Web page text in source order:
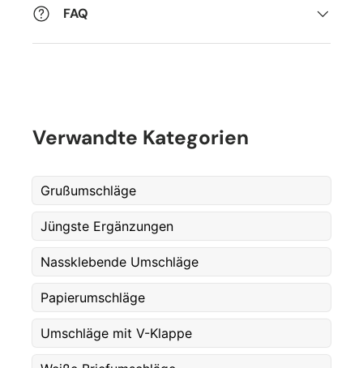
Fornavn *
Etternavn *
E-post
FAQ
Verwandte Kategorien
Grußumschläge
Jüngste Ergänzungen
Nassklebende Umschläge
Papierumschläge
Umschläge mit V-Klappe